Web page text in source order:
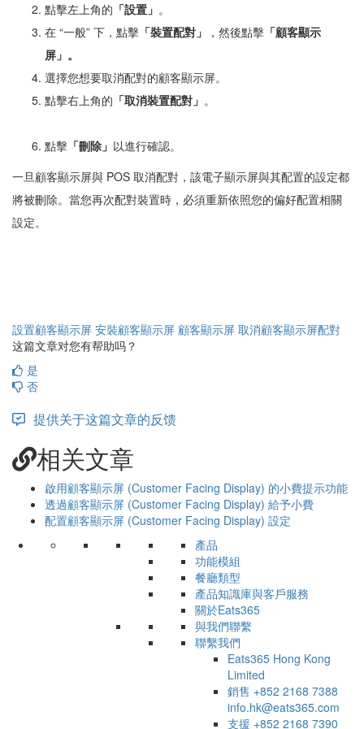
點擊左上角的 「設置」 。
在 “一般” 下，點擊 「裝置配對」 ，然後點擊 「顧客顯示
屏」。
選擇您想要取消配對的顧客顯示屏。
點擊右上角的 「取消裝置配對」 。
點擊 「刪除」 以進行確認。
一旦顧客顯示屏與 POS 取消配對，該電子顯示屏與其配置的設定都
將被刪除。當您再次配對裝置時，必須重新依照您的偏好配置相關
設定。
設置顧客顯示屏 安裝顧客顯示屏 顧客顯示屏 取消顧客顯示屏配對
这篇文章对您有帮助吗？
是
否
提供关于这篇文章的反馈
相关文章
啟用顧客顯示屏 (Customer Facing Display) 的小費提示功能
透過顧客顯示屏 (Customer Facing Display) 給予小費
配置顧客顯示屏 (Customer Facing Display) 設定
產品
功能模組
餐廳類型
產品知識庫與客戶服務
關於Eats365
與我們聯繫
聯繫我們
Eats365 Hong Kong
Limited
銷售 +852 2168 7388
info.hk@eats365.com
支援 +852 2168 7390